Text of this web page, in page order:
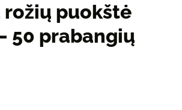
puokštė
50 prabangių